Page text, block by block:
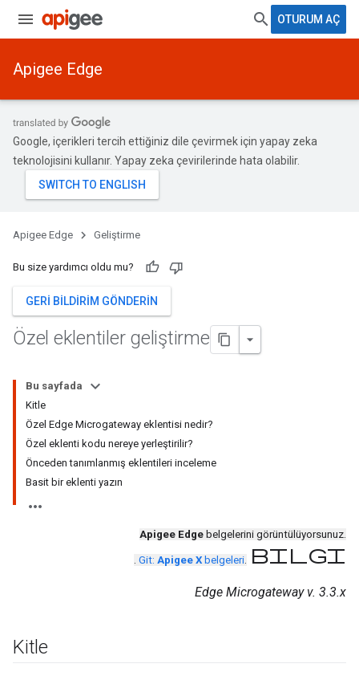
OTURUM AÇ
Apigee Edge
Google, içerikleri tercih ettiğiniz dile çevirmek için yapay zeka
teknolojisini kullanır. Yapay zeka çevirilerinde hata olabilir.
Apigee Edge Geliştirme
Bu size yardımcı oldu mu?
GERI BILDIRIM GÖNDERIN
Özel eklentiler geliştirme
Bu sayfada
Kitle
Özel Edge Microgateway eklentisi nedir?
Özel eklenti kodu nereye yerleştirilir?
Önceden tanımlanmış eklentileri inceleme
Basit bir eklenti yazın
Apigee Edge belgelerini görüntülüyorsunuz.
. Git: Apigee X belgeleri. bilgi
Edge Microgateway v. 3.3.x
Kitle